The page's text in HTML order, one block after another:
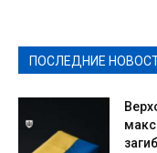
ПОСЛЕДНИЕ